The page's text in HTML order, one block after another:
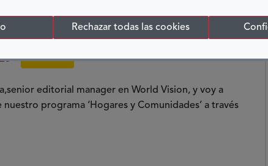
Rechazar todas las cookies
QUE ALGÚN DÍA SERÁ
DERECHOS
editorial manager en World Vision, y voy a
programa ‘Hogares y Comunidades’ a través